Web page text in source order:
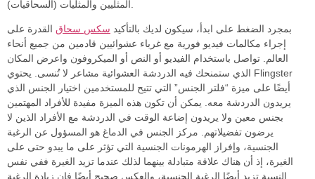
بمجرد الضغط على ابدأ، سيكون لديك بالتأكيد سكس سحاق القدرة على
إجراء مكالمات فيديو فورية مع غرباء عشوائيين قادمين من جميع أنحاء
العالم. تواصل باستخدام الفيديو أو النص أو الميكروفون واعرض المكان
الذي ستمنحك فيه الدردشة العشوائية مشاعر لا تُنسى. يحتوي Flingster
أيضًا على ميزة “فلتر الجنس” التي تتيح للمستخدمين اختيار الجنس الذي
يريدون الدردشة معه. يمكن أن تكون هذه الميزة مفيدة للأفراد المهتمين
بجنس معين ولا يريدون إضاعة الوقت في الدردشة مع الأفراد الذين لا
يرضون تفضيلاتهم. مركز الجنس في الدماغ هو المسؤول عن الرغبة
الجنسية، وإفراز الهرمونات الجنسية التي تؤثر على ما يبدو حتى على
الغيرة، إذ أن هناك علاقة متبادلة بينهما لذلك عندما تزيد الغيرة ففي نفس
النسبة تزيد أيضًا الرغبة الجنسية، والعكس صحيح أيضًا فإن زيادة الرغبة